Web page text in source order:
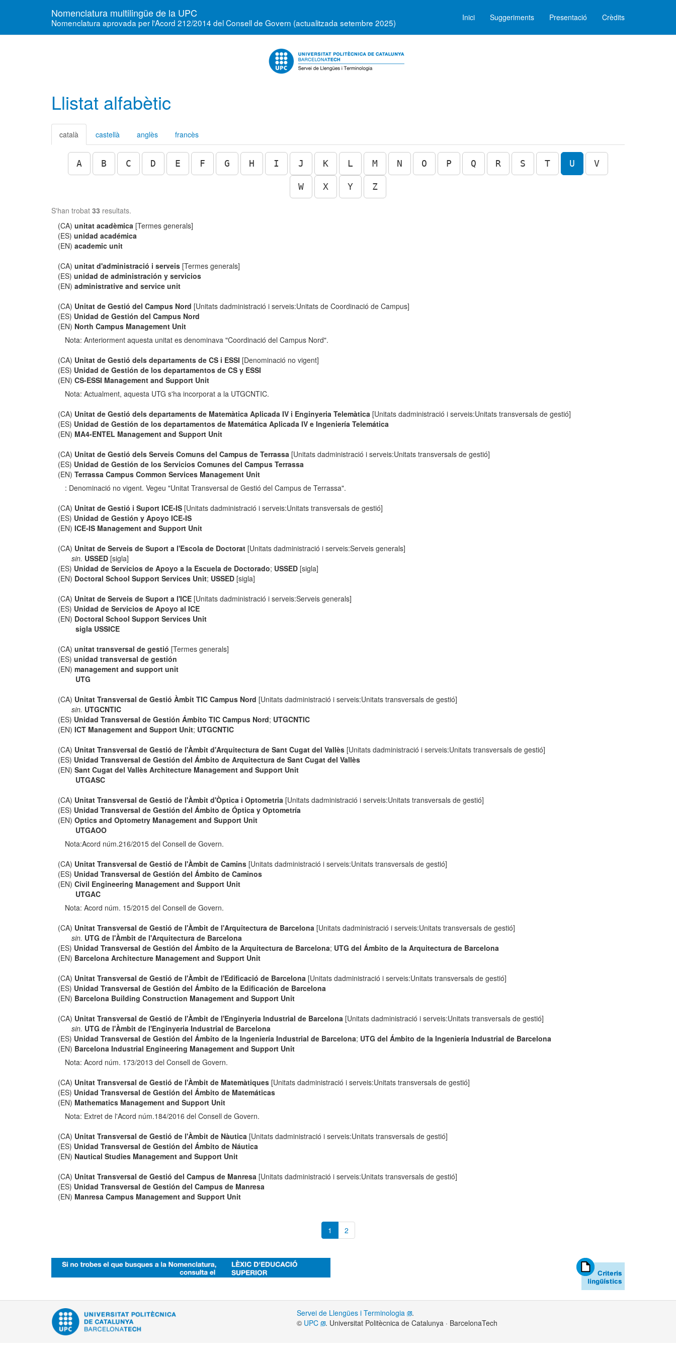
Nomenclatura multilingüe de la UPC
Nomenclatura aprovada per l'Acord 212/2014 del Consell de Govern (actualitzada setembre 2025) Inici Suggeriments Presentació Crèdits
Llistat alfabètic
català castellà anglès francès
A B C D E F G H I J K L M N O P Q R S T U V
W X Y Z
S'han trobat 33 resultats.
(CA)unitat acadèmica [Termes generals]
(ES)unidad académica
(EN)academic unit
(CA)unitat d'administració i serveis [Termes generals]
(ES)unidad de administración y servicios
(EN)administrative and service unit
(CA) Unitat de Gestió del Campus Nord [Unitats dadministració i serveis:Unitats de Coordinació de Campus]
(ES) Unidad de Gestión del Campus Nord
(EN) North Campus Management Unit
Nota: Anteriorment aquesta unitat es denominava "Coordinació del Campus Nord".
(CA) Unitat de Gestió dels departaments de CS i ESSI [Denominació no vigent]
(ES) Unidad de Gestión de los departamentos de CS y ESSI
(EN)CS-ESSI Management and Support Unit
Nota: Actualment, aquesta UTG s'ha incorporat a la UTGCNTIC.
(CA) Unitat de Gestió dels departaments de Matemàtica Aplicada IV i Enginyeria Telemàtica [Unitats dadministració i serveis:Unitats transversals de gestió]
(ES) Unidad de Gestión de los departamentos de Matemática Aplicada IV e Ingeniería Telemática
(EN) MA4-ENTEL Management and Support Unit
(CA) Unitat de Gestió dels Serveis Comuns del Campus de Terrassa [Unitats dadministració i serveis:Unitats transversals de gestió]
(ES) Unidad de Gestión de los Servicios Comunes del Campus Terrassa
(EN)Terrassa Campus Common Services Management Unit
: Denominació no vigent. Vegeu "Unitat Transversal de Gestió del Campus de Terrassa".
(CA) Unitat de Gestió i Suport ICE-IS [Unitats dadministració i serveis:Unitats transversals de gestió]
(ES) Unidad de Gestión y Apoyo ICE-IS
(EN)ICE-IS Management and Support Unit
(CA) Unitat de Serveis de Suport a l'Escola de Doctorat [Unitats dadministració i serveis:Serveis generals]
sin. USSED[sigla]
(ES) Unidad de Servicios de Apoyo a la Escuela de Doctorado; USSED [sigla]
(EN) Doctoral School Support Services Unit; USSED [sigla]
(CA) Unitat de Serveis de Suport a l'ICE [Unitats dadministració i serveis:Serveis generals]
(ES) Unidad de Servicios de Apoyo al ICE
(EN) Doctoral School Support Services Unit
sigla USSICE
(CA)unitat transversal de gestió [Termes generals]
(ES)unidad transversal de gestión
(EN)management and support unit
UTG
(CA) Unitat Transversal de Gestió Àmbit TIC Campus Nord [Unitats dadministració i serveis:Unitats transversals de gestió]
sin. UTGCNTIC
(ES) Unidad Transversal de Gestión Ámbito TIC Campus Nord; UTGCNTIC
(EN)ICT Management and Support Unit; UTGCNTIC
(CA) Unitat Transversal de Gestió de l'Àmbit d'Arquitectura de Sant Cugat del Vallès [Unitats dadministració i serveis:Unitats transversals de gestió]
(ES) Unidad Transversal de Gestión del Ámbito de Arquitectura de Sant Cugat del Vallès
(EN)Sant Cugat del Vallès Architecture Management and Support Unit
UTGASC
(CA) Unitat Transversal de Gestió de l'Àmbit d'Òptica i Optometria [Unitats dadministració i serveis:Unitats transversals de gestió]
(ES) Unidad Transversal de Gestión del Ámbito de Óptica y Optometría
(EN)Optics and Optometry Management and Support Unit
UTGAOO
Nota:Acord núm.216/2015 del Consell de Govern.
(CA) Unitat Transversal de Gestió de l'Àmbit de Camins [Unitats dadministració i serveis:Unitats transversals de gestió]
(ES) Unidad Transversal de Gestión del Ámbito de Caminos
(EN)Civil Engineering Management and Support Unit
UTGAC
Nota: Acord núm. 15/2015 del Consell de Govern.
(CA) Unitat Transversal de Gestió de l'Àmbit de l'Arquitectura de Barcelona [Unitats dadministració i serveis:Unitats transversals de gestió]
sin. UTG de l'Àmbit de l'Arquitectura de Barcelona
(ES) Unidad Transversal de Gestión del Ámbito de la Arquitectura de Barcelona; UTG del Ámbito de la Arquitectura de Barcelona
(EN) Barcelona Architecture Management and Support Unit
(CA) Unitat Transversal de Gestió de l'Àmbit de l'Edificació de Barcelona [Unitats dadministració i serveis:Unitats transversals de gestió]
(ES) Unidad Transversal de Gestión del Ámbito de la Edificación de Barcelona
(EN) Barcelona Building Construction Management and Support Unit
(CA) Unitat Transversal de Gestió de l'Àmbit de l'Enginyeria Industrial de Barcelona [Unitats dadministració i serveis:Unitats transversals de gestió]
sin. UTG de l'Àmbit de l'Enginyeria Industrial de Barcelona
(ES) Unidad Transversal de Gestión del Ámbito de la Ingeniería Industrial de Barcelona; UTG del Ámbito de la Ingeniería Industrial de Barcelona
(EN) Barcelona Industrial Engineering Management and Support Unit
Nota: Acord núm. 173/2013 del Consell de Govern.
(CA) Unitat Transversal de Gestió de l'Àmbit de Matemàtiques [Unitats dadministració i serveis:Unitats transversals de gestió]
(ES) Unidad Transversal de Gestión del Ámbito de Matemáticas
(EN) Mathematics Management and Support Unit
Nota: Extret de l'Acord núm.184/2016 del Consell de Govern.
(CA) Unitat Transversal de Gestió de l'Àmbit de Nàutica [Unitats dadministració i serveis:Unitats transversals de gestió]
(ES) Unidad Transversal de Gestión del Ámbito de Náutica
(EN) Nautical Studies Management and Support Unit
(CA) Unitat Transversal de Gestió del Campus de Manresa [Unitats dadministració i serveis:Unitats transversals de gestió]
(ES) Unidad Transversal de Gestión del Campus de Manresa
(EN) Manresa Campus Management and Support Unit
1 2
Servei de Llengües i Terminologia
.
© UPC . Universitat Politècnica de Catalunya · BarcelonaTech